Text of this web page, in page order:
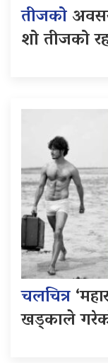
तीजको
शो तीजको
चलचित्र
खड्काले गरेको